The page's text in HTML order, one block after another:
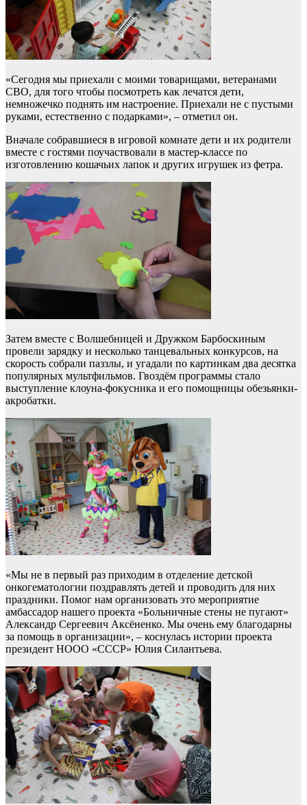
«Сегодня мы приехали с моими товарищами, ветеранами
СВО, для того чтобы посмотреть как лечатся дети,
немножечко поднять им настроение. Приехали не с пустыми
руками, естественно с подарками», – отметил он.
Вначале собравшиеся в игровой комнате дети и их родители
вместе с гостями поучаствовали в мастер-классе по
изготовлению кошачьих лапок и других игрушек из фетра.
Затем вместе с Волшебницей и Дружком Барбоскиным
провели зарядку и несколько танцевальных конкурсов, на
скорость собрали паззлы, и угадали по картинкам два десятка
популярных мультфильмов. Гвоздём программы стало
выступление клоуна-фокусника и его помощницы обезьянки-
акробатки.
«Мы не в первый раз приходим в отделение детской
онкогематологии поздравлять детей и проводить для них
праздники. Помог нам организовать это мероприятие
амбассадор нашего проекта «Больничные стены не пугают»
Александр Сергеевич Аксёненко. Мы очень ему благодарны
за помощь в организации», – коснулась истории проекта
президент НООО «СССР» Юлия Силантьева.